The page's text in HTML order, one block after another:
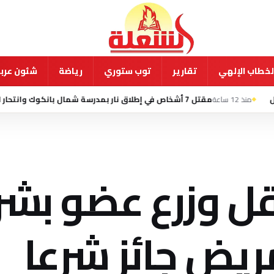
الإلهي تقارير توب ستوري رياضة شئون
مقتل 7 أشخاص في إطلاق نار بمدرسة شمال بانكوك وانتحار الطالب المشتبه به
وزرع عضو
جائز شرعا